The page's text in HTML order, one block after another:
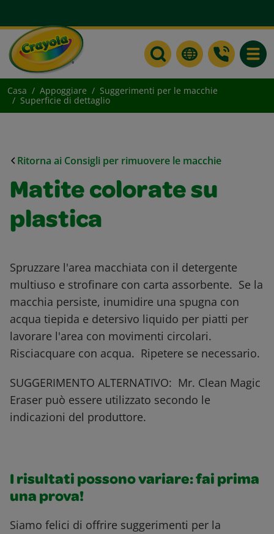
Casa Appoggiare
Suggerimenti per le macchie
Superficie di dettaglio
Ritorna ai Consigli per rimuovere le macchie
Matite colorate su
plastica
Spruzzare l'area macchiata con il detergente
multiuso e strofinare con carta assorbente. Se la
macchia persiste, inumidire una spugna con
acqua tiepida e detersivo liquido per piatti per
lavorare l'area con movimenti circolari.
Risciacquare con acqua. Ripetere se necessario.
SUGGERIMENTO ALTERNATIVO: Mr. Clean Magic
Eraser può essere utilizzato secondo le
indicazioni del produttore.
I risultati possono variare: fai prima
una prova!
Siamo felici di offrire suggerimenti per la